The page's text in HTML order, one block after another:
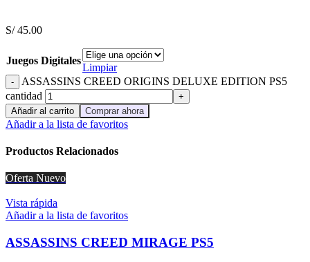
S/45.00
Juegos Digitales
Limpiar
ASSASSINS CREED ORIGINS DELUXE EDITION PS5
cantidad
Añadir al carrito Comprar ahora
Añadir a la lista de favoritos
Productos Relacionados
Oferta Nuevo
Vista rápida
Añadir a la lista de favoritos
ASSASSINS CREED MIRAGE PS5